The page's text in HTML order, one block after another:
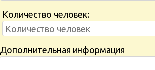
Количество человек:
Дополнительная информация